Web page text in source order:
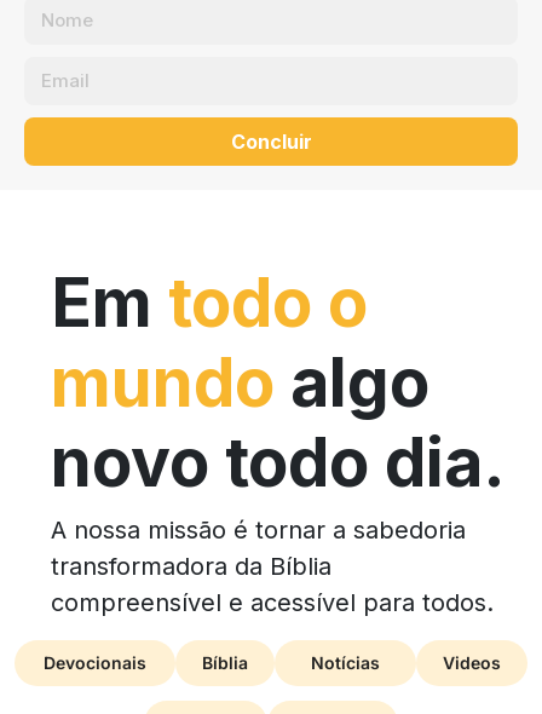
Concluir
Em todo o
mundo algo
novo todo dia.
A nossa missão é tornar a sabedoria
transformadora da Bíblia
compreensível e acessível para todos.
Devocionais Bíblia Notícias Videos